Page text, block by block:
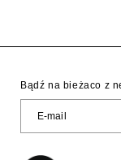
Bądź na bieżaco z